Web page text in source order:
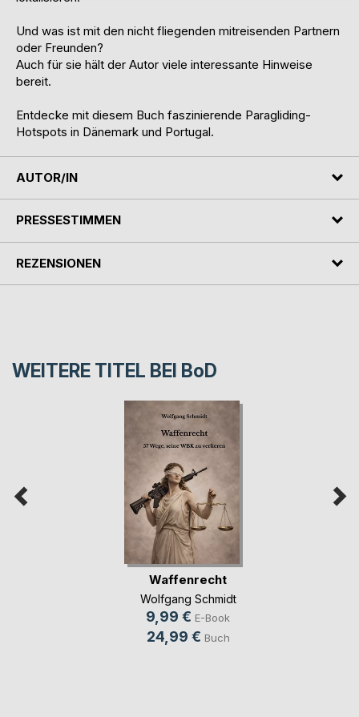
Und was ist mit den nicht fliegenden mitreisenden Partnern
oder Freunden?
Auch für sie hält der Autor viele interessante Hinweise
bereit.
Entdecke mit diesem Buch faszinierende Paragliding-
Hotspots in Dänemark und Portugal.
AUTOR/IN
PRESSESTIMMEN
REZENSIONEN
WEITERE TITEL BEI BoD
Waffenrecht
Wolfgang Schmidt
9,99 € E-Book
24,99 € Buch